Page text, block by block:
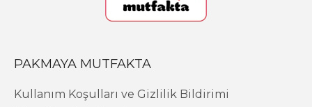
PAKMAYA MUTFAKTA
Kullanım Koşulları ve Gizlilik Bildirimi